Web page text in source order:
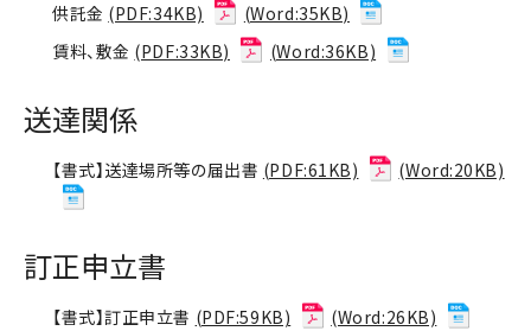
供託金 (PDF:34KB)
(Word:35KB)
賃料、敷金 (PDF:33KB) (Word:36KB)
送達関係
【書式】送達場所等の届出書 (PDF:61KB) (Word:20KB)
訂正申立書
【書式】訂正申立書 (PDF:59KB) (Word:26KB)